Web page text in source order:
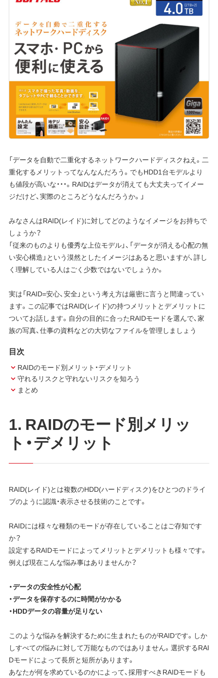
「データを自動で二重化するネットワークハードディスクねえ。二
重化するメリットってなんなんだろう。でもHDD1台モデルより
も値段が高いな・・・。RAIDはデータが消えても大丈夫ってイメー
ジだけど、実際のところどうなんだろうか。」
みなさんはRAID(レイド)に対してどのようなイメージをお持ちで
しょうか？
「従来のものよりも優秀な上位モデル」、「データが消える心配の無
い安心構造」という漠然としたイメージはあると思いますが、詳し
く理解している人はごく少数ではないでしょうか。
実は「RAID=安心、安全」という考え方は厳密に言うと間違ってい
ます。この記事ではRAID(レイド)の持つメリットとデメリットに
ついてお話します。自分の目的に合ったRAIDモードを選んで、家
族の写真、仕事の資料などの大切なファイルを管理しましょう
目次
RAIDのモード別メリット・デメリット
守れるリスクと守れないリスクを知ろう
まとめ
1. RAIDのモード別メリッ
ト・デメリット
RAID(レイド)とは複数のHDD(ハードディスク)をひとつのドライ
ブのように認識・表示させる技術のことです。
RAIDには様々な種類のモードが存在していることはご存知です
か？
設定するRAIDモードによってメリットとデメリットも様々です。
例えば現在こんな悩み事はありませんか？
・データの安全性が心配
・データを保存するのに時間がかかる
・HDDデータの容量が足りない
このような悩みを解決するために生まれたものがRAIDです。しか
しすべての悩みに対して万能なものではありません。選択するRAI
Dモードによって長所と短所があります。
あなたが何を求めているのかによって、採用すべきRAIDモードも